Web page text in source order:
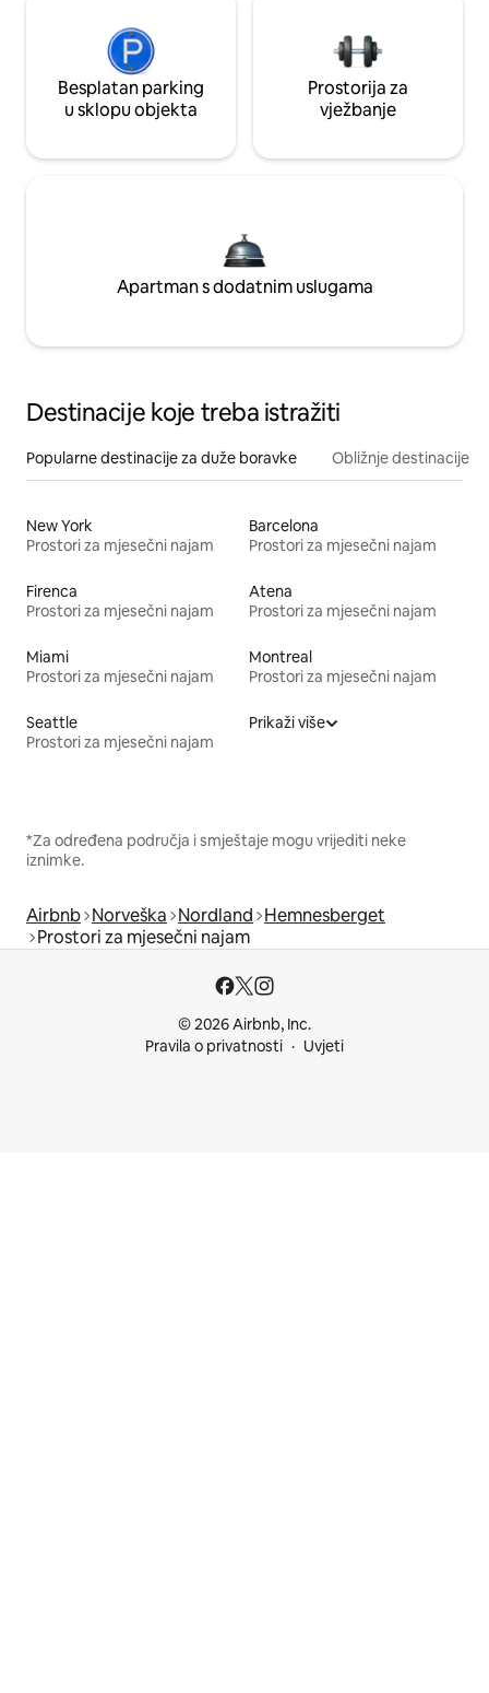
Besplatan parking
u sklopu objekta
Prostorija za
vježbanje
Apartman s dodatnim uslugama
Destinacije koje treba istražiti
Popularne destinacije za duže boravke Obližnje destinacije
New York
Prostori za mjesečni najam
Barcelona
Prostori za mjesečni najam
Firenca
Prostori za mjesečni najam
Atena
Prostori za mjesečni najam
Miami
Prostori za mjesečni najam
Montreal
Prostori za mjesečni najam
Seattle
Prostori za mjesečni najam
Prikaži više
*Za određena područja i smještaje mogu vrijediti neke
iznimke.
Airbnb Norveška Nordland Hemnesberget
Prostori za mjesečni najam
© 2026 Airbnb, Inc.
Pravila o privatnosti
Uvjeti